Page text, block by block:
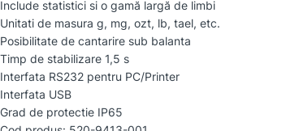
Include statistici si o gamă largă de limbi
Unitati de masura g, mg, ozt, lb, tael, etc.
Posibilitate de cantarire sub balanta
Timp de stabilizare 1,5 s
Interfata RS232 pentru PC/Printer
Interfata USB
Grad de protectie IP65